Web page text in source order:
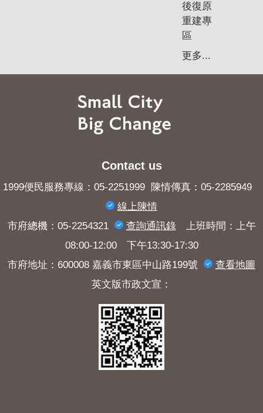
後復原
重建專
區
更多...
Contact us
1999便民服務專線：05-2251999 陳情傳真：05-2285949
線上陳情
市府總機：05-2254321
查詢​通訊錄上班時間：上午
08:00-12:00 下午13:30-17:30
市府地址：600008 嘉義市東區中山路199號
查看地圖
英文版市政文宣：